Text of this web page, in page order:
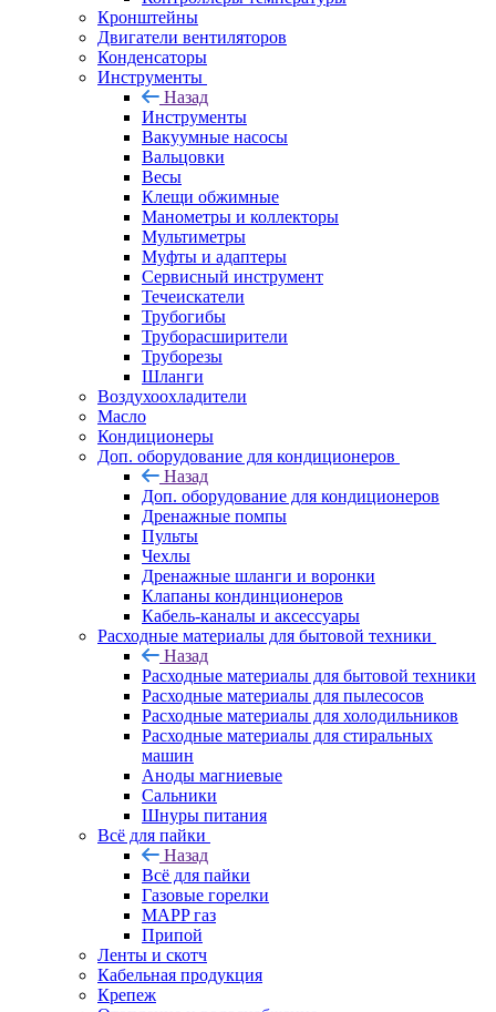
Кронштейны
Двигатели вентиляторов
Конденсаторы
Инструменты
Назад
Инструменты
Вакуумные насосы
Вальцовки
Весы
Клещи обжимные
Манометры и коллекторы
Мультиметры
Муфты и адаптеры
Сервисный инструмент
Течеискатели
Трубогибы
Труборасширители
Труборезы
Шланги
Воздухоохладители
Масло
Кондиционеры
Доп. оборудование для кондиционеров
Назад
Доп. оборудование для кондиционеров
Дренажные помпы
Пульты
Чехлы
Дренажные шланги и воронки
Клапаны кондинционеров
Кабель-каналы и аксессуары
Расходные материалы для бытовой техники
Назад
Расходные материалы для бытовой техники
Расходные материалы для пылесосов
Расходные материалы для холодильников
Расходные материалы для стиральных
машин
Аноды магниевые
Сальники
Шнуры питания
Всё для пайки
Назад
Всё для пайки
Газовые горелки
MAPP газ
Припой
Ленты и скотч
Кабельная продукция
Крепеж